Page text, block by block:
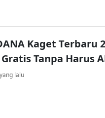
Kaget Terbaru
Gratis Tanpa Harus
lalu